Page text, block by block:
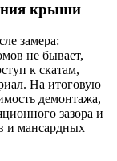
крыши
замера:
не бывает,
к скатам,
На итоговую
демонтажа,
зазора и
и мансардных